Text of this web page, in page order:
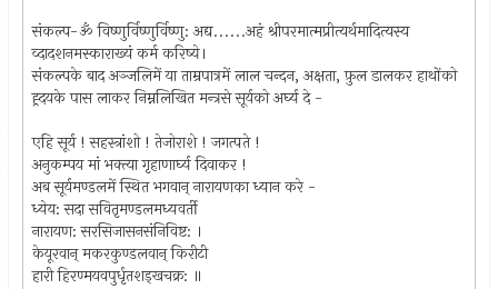
संकल्प-ॐ विष्णुर्विष्णुर्विष्णु: अद्य......अहं श्रीपरमात्मप्रीत्यर्थमादित्यस्य
व्दादशनमस्काराख्यं कर्म करिष्ये।
संकल्पके बाद अञ्जलिमें या ताम्रपात्रमें लाल चन्दन, अक्षता, फ़ुल डालकर हाथोंको
ह्र्दयके पास लाकर निम्नलिखित मन्त्रसे सूर्यको अर्घ्य दे -
एहि सूर्य ! सहस्त्रांशो ! तेजोराशे ! जगत्पते !
अनुकम्पय मां भक्त्या गृहाणार्घ्य दिवाकर !
अब सूर्यमण्डलमें स्थित भगवान् नारायणका ध्यान करे -
ध्येय: सदा सवितृमण्डलमध्यवर्ती
नारायण: सरसिजासनसंनिविष्ट: ।
केयूरवान् मकरकुण्डलवान् किरीटी
हारी हिरण्मयवपुर्धृतशड्खचक्र: ॥